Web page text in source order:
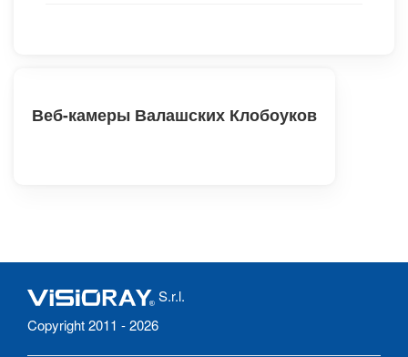
Веб-камеры Валашских Клобоуков
S.r.l.
Copyright 2011 - 2026